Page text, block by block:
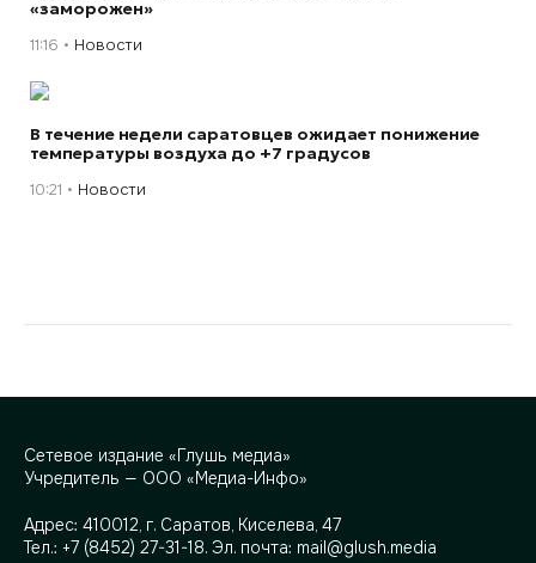
«заморожен»
11:16 Новости
В течение недели саратовцев ожидает понижение
температуры воздуха до +7 градусов
10:21 Новости
Сетевое издание «Глушь медиа»
Учредитель — ООО «Медиа-Инфо»
Адрес: 410012, г. Саратов, Киселева, 47
Тел.: +7 (8452) 27-31-18. Эл. почта: mail@glush.media